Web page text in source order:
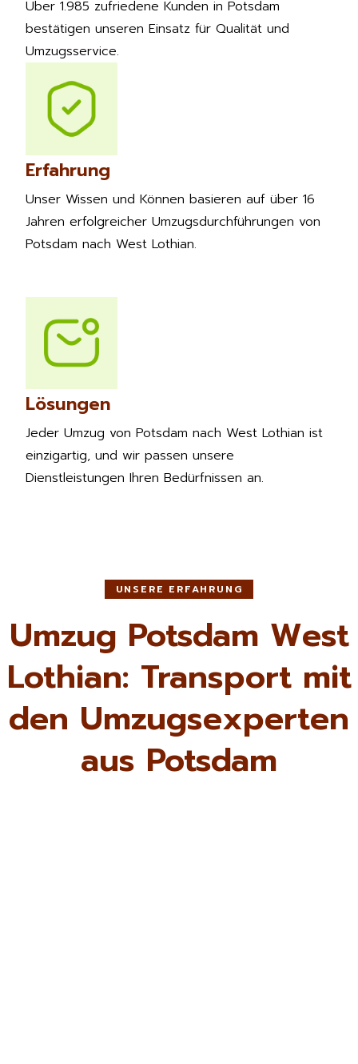
Erfahrung
Unser Wissen und Können basieren auf über 16
Jahren erfolgreicher Umzugsdurchführungen von
Potsdam nach West Lothian.
Lösungen
Jeder Umzug von Potsdam nach West Lothian ist
einzigartig, und wir passen unsere
Dienstleistungen Ihren Bedürfnissen an.
Über 1.985 zufriedene Kunden in Potsdam
bestätigen unseren Einsatz für Qualität und
Umzugsservice.
UNSERE ERFAHRUNG
Umzug Potsdam West
Lothian: Transport mit
den Umzugsexperten
aus Potsdam